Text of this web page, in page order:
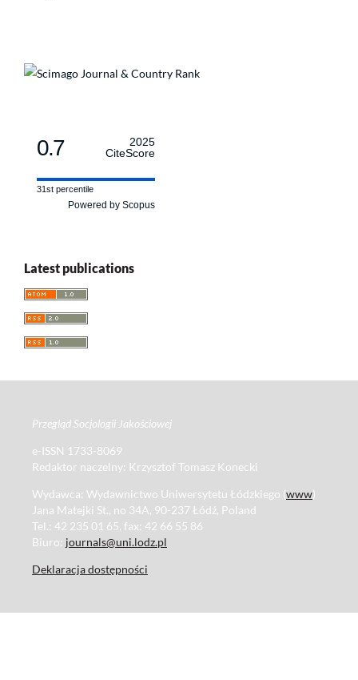
0.7
2025
CiteScore
31st percentile
Powered by Scopus
Latest publications
Przegląd Socjologii Jakościowej
e-ISSN 1733-8069
Redaktor naczelny: Krzysztof Tomasz Konecki
Wydawca: Wydawnictwo Uniwersytetu Łódzkiego (www)
Jana Matejki St., no 34A, 90-237 Łódź, Poland
Tel.: 42 235 01 65, fax: 42 66 55 86
Biuro: journals@uni.lodz.pl
Deklaracja dostępności